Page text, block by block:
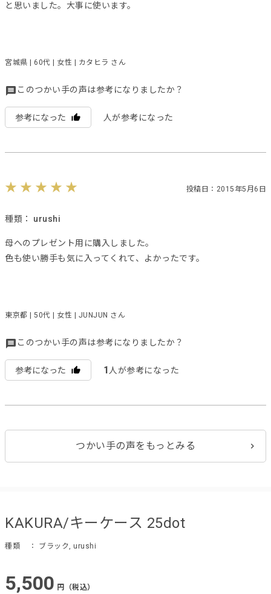
と思いました。大事に使います。
宮城県 | 60代 | 女性 | カタヒラ さん
このつかい手の声は参考になりましたか？
参考になった 人が参考になった
投稿日：2015年5月6日
種類： urushi
母へのプレゼント用に購入しました。
色も使い勝手も気に入ってくれて、よかったです。
東京都 | 50代 | 女性 | JUNJUN さん
このつかい手の声は参考になりましたか？
参考になった 1 人が参考になった
つかい手の声をもっとみる
KAKURA/キーケース 25dot
種類 ： ブラック, urushi
5,500 円（税込）